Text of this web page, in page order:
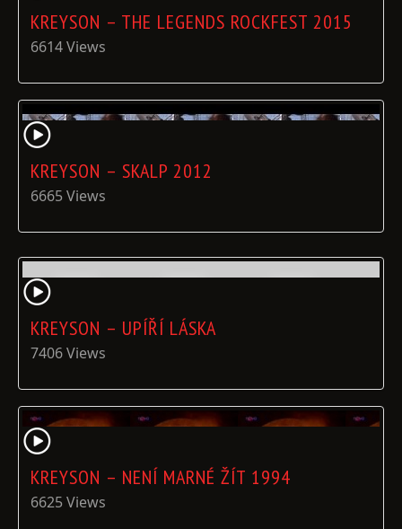
KREYSON – THE LEGENDS ROCKFEST 2015
6614 Views
KREYSON – SKALP 2012
6665 Views
KREYSON – UPÍŘÍ LÁSKA
7406 Views
KREYSON – NENÍ MARNÉ ŽÍT 1994
6625 Views